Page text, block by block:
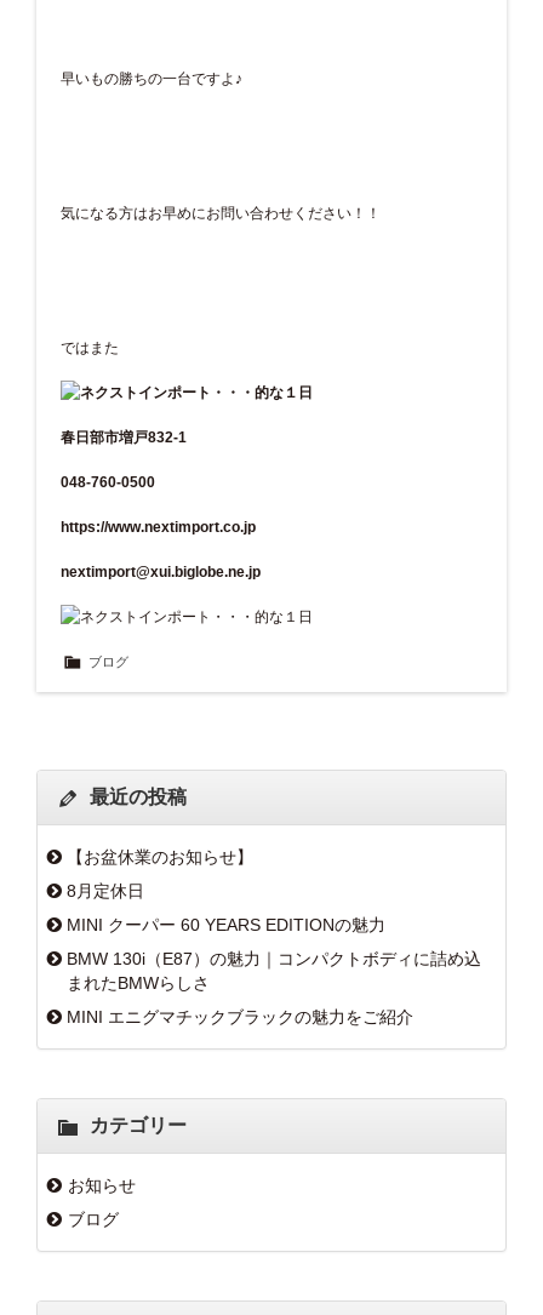
早いもの勝ちの一台ですよ♪
気になる方はお早めにお問い合わせください！！
ではまた
春日部市増戸832-1
048-760-0500
https://www.nextimport.co.jp
nextimport@xui.biglobe.ne.jp
ブログ
最近の投稿
【お盆休業のお知らせ】
8月定休日
MINI クーパー 60 YEARS EDITIONの魅力
BMW 130i（E87）の魅力｜コンパクトボディに詰め込
まれたBMWらしさ
MINI エニグマチックブラックの魅力をご紹介
カテゴリー
お知らせ
ブログ